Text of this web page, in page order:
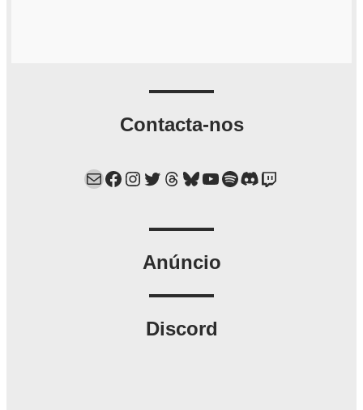
Contacta-nos
Mail Facebook Instagram Twitter Threads Bluesky YouTube Spotify Discord Twitch
Anúncio
Discord